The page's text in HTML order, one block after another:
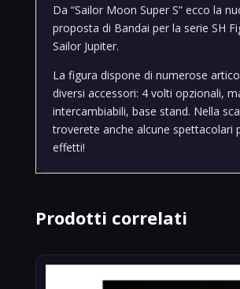
Da “Sailor Moon Super S” ecco la
proposta di Bandai per la serie SH
Sailor Jupiter.
La figura dispone di numerose
diversi accessori: 4 volti opzionali,
intercambiabili, base stand. Nella
troverete anche alcune spettacolari
effetti!
Prodotti correlati